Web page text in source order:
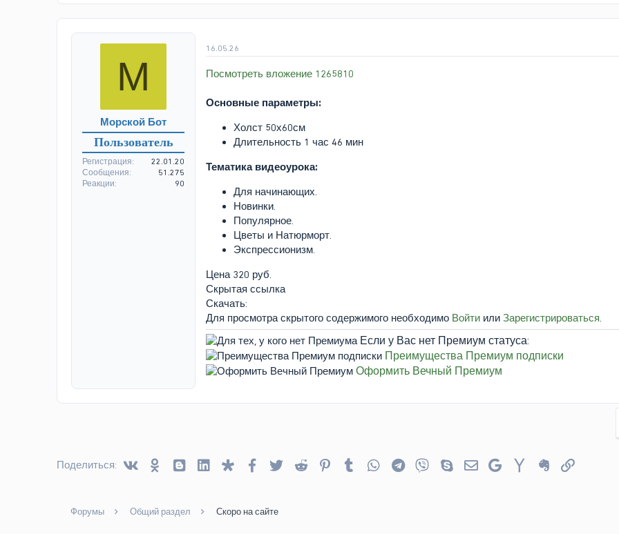
о
р
а
н
М
Морской Бот
Пользователь
Регистрация
22.01.20
Сообщения
51.275
Реакции
90
16.05.26
Посмотреть вложение 1265810
Основные параметры:
Холст 50х60см
Длительность 1 час 46 мин
Тематика видеоурока:
Для начинающих.
Новинки.
Популярное.
Цветы и Натюрморт.
Экспрессионизм.
Цена 320 руб.
Скрытая ссылка
Скачать:
Для просмотра скрытого содержимого необходимо Войти или Зарегистрироваться.
Если у Вас нет Премиум статуса:
Преимущества Премиум подписки
Оформить Вечный Премиум
Поделиться: VkontakteOdnoklassniki
BloggerLinked InDiasporaFacebook
TwitterReddit PinterestTumblr WhatsAppTelegram
Viber SkypeЭлектронная почта
Google Yahoo EvernoteСсылка
Форумы Общий раздел Скоро на сайте